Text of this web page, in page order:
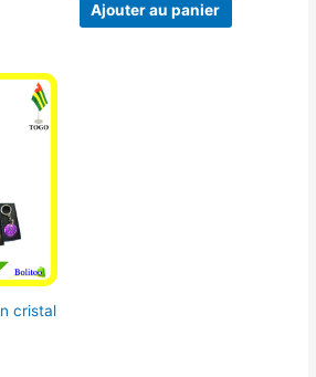
Ajouter au panier
cristal